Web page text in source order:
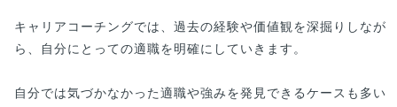
キャリアコーチングでは、過去の経験や価値観を深掘りしなが
ら、自分にとっての適職を明確にしていきます。
自分では気づかなかった適職や強みを発見できるケースも多い